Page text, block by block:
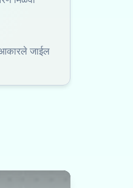
जाईल